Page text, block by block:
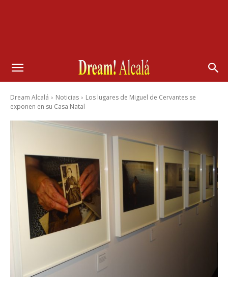
Dream Alcalá Noticias
Los lugares de Miguel de Cervantes se
exponen en su Casa Natal